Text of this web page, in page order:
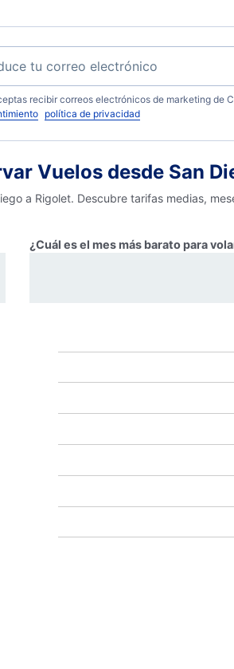
recibir correos electrónicos de marketing de
política de privacidad
Vuelos desde San
a Rigolet. Descubre tarifas medias,
¿Cuál es el mes más barato para